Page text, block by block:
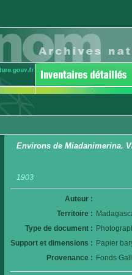
Environs de Miadanimerina.
1903
Auteur :
Territoire :
Type de document :
Support et dimensions : Papier
Provenance : Fonds